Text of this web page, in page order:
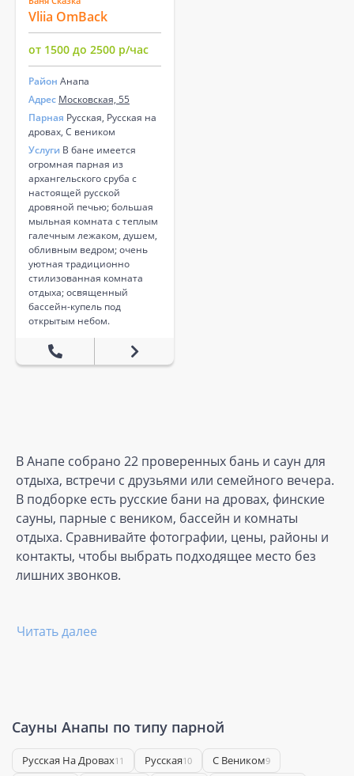
Vliia OmBack
от 1500 до 2500 р/час
Район Анапа
Адрес Московская, 55
Парная Русская, Русская на
дровах, С веником
Услуги В бане имеется
огромная парная из
архангельского сруба с
настоящей русской
дровяной печью; большая
мыльная комната с теплым
галечным лежаком, душем,
обливным ведром; очень
уютная традиционно
стилизованная комната
отдыха; освященный
бассейн-купель под
открытым небом.
В Анапе собрано 22 проверенных бань и саун для
отдыха, встречи с друзьями или семейного вечера.
В подборке есть русские бани на дровах, финские
сауны, парные с веником, бассейн и комнаты
отдыха. Сравнивайте фотографии, цены, районы и
контакты, чтобы выбрать подходящее место без
лишних звонков.
Читать далее
Сауны Анапы по типу парной
Русская На Дровах11 Русская10 С Веником9